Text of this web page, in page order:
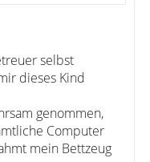
selbst
dieses Kind
genommen,
Computer
mein Bettzeug